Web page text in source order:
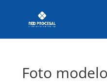
Foto modelo